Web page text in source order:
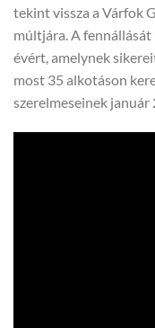
tekint vissza a Várfok
múltjára. A
évért, amelynek
most 35 alkotáson
szerelmeseinek január